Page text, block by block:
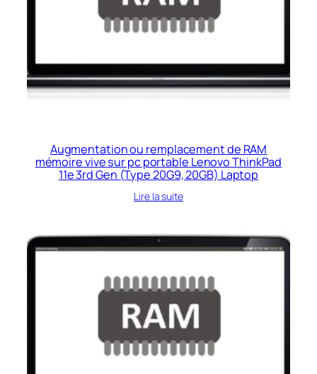
Augmentation ou remplacement de RAM
mémoire vive sur pc portable Lenovo ThinkPad
11e 3rd Gen (Type 20G9, 20GB) Laptop
Lire la suite